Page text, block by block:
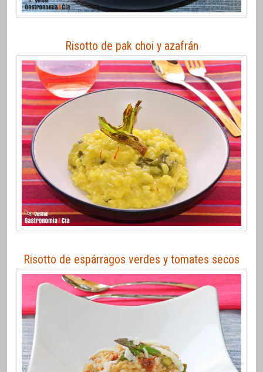
Risotto de pak choi y azafrán
Risotto de espárragos verdes y tomates secos